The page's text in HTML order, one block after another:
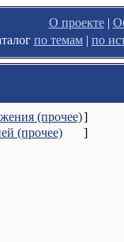
О проекте|
по темам| по
(прочее)]
(прочее) ]